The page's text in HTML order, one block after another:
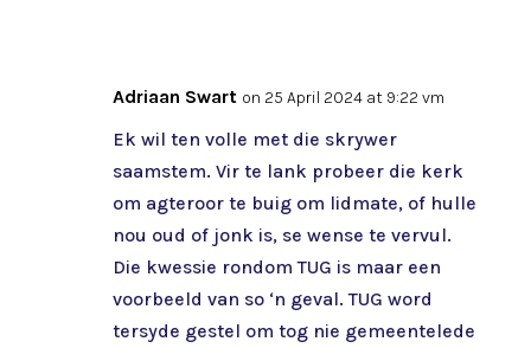
Adriaan Swart on 25 April 2024 at 9:22 vm
Ek wil ten volle met die skrywer
saamstem. Vir te lank probeer die kerk
om agteroor te buig om lidmate, of hulle
nou oud of jonk is, se wense te vervul.
Die kwessie rondom TUG is maar een
voorbeeld van so ‘n geval. TUG word
tersyde gestel om tog nie gemeentelede